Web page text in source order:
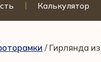
Калькулятор
/ Гирлянда